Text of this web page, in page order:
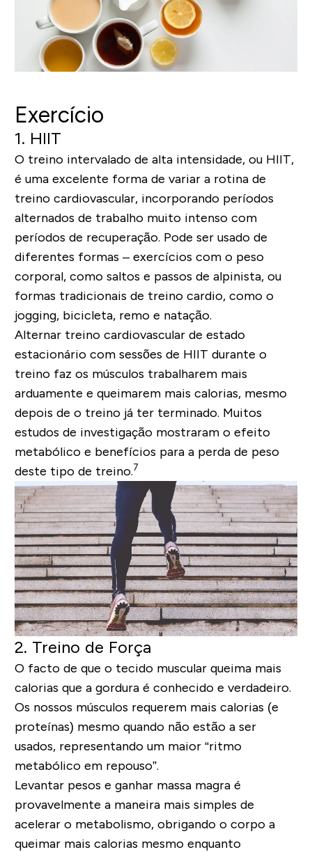
Exercício
1. HIIT
O treino intervalado de alta intensidade, ou HIIT,
é uma excelente forma de variar a rotina de
treino cardiovascular, incorporando períodos
alternados de trabalho muito intenso com
períodos de recuperação. Pode ser usado de
diferentes formas – exercícios com o peso
corporal, como saltos e passos de alpinista, ou
formas tradicionais de treino cardio, como o
jogging, bicicleta, remo e natação.
Alternar treino cardiovascular de estado
estacionário com sessões de HIIT durante o
treino faz os músculos trabalharem mais
arduamente e queimarem mais calorias, mesmo
depois de o treino já ter terminado. Muitos
estudos de investigação mostraram o efeito
metabólico e benefícios para a perda de peso
deste tipo de treino.7
2. Treino de Força
O facto de que o tecido muscular queima mais
calorias que a gordura é conhecido e verdadeiro.
Os nossos músculos requerem mais calorias (e
proteínas) mesmo quando não estão a ser
usados, representando um maior “ritmo
metabólico em repouso”.
Levantar pesos e ganhar massa magra é
provavelmente a maneira mais simples de
acelerar o metabolismo, obrigando o corpo a
queimar mais calorias mesmo enquanto